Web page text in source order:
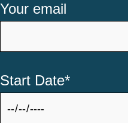
Your email
Start Date*